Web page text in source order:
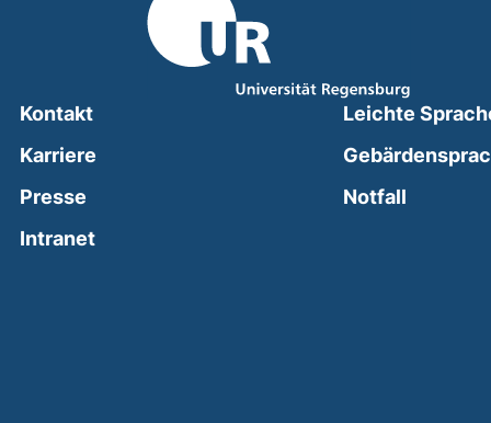
Kontakt
Karriere
Presse
Intranet(external link, opens in a new window)
Leichte
Notfall